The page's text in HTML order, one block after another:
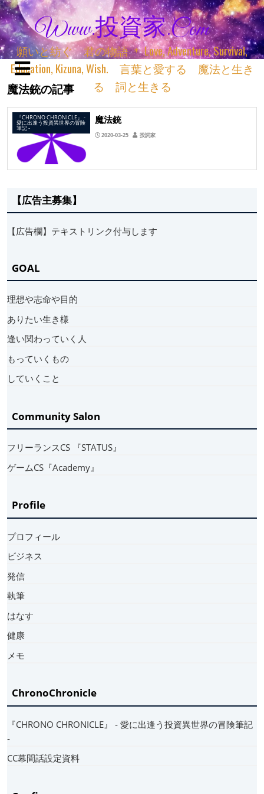
Www.投資家.com
願いと紡ぐ 君の物語 ＊ Love, Adventure, Survival,
Education, Kizuna, Wish. 言葉と愛する 魔法と生き
る 詞と生きる
魔法銃の記事
『CHRONO CHRONICLE』 ‐
愛に出逢う投資異世界の冒険
筆記 ‐
魔法銃
2020-03-25 投詞家
【広告主募集】
【広告欄】テキストリンク付与します
GOAL
理想や志命や目的
ありたい生き様
逢い関わっていく人
もっていくもの
していくこと
Community Salon
フリーランスCS 『STATUS』
ゲームCS『Academy』
Profile
プロフィール
ビジネス
発信
執筆
はなす
健康
メモ
ChronoChronicle
『CHRONO CHRONICLE』 ‐ 愛に出逢う投資異世界の冒険筆記
‐
CC幕間話設定資料